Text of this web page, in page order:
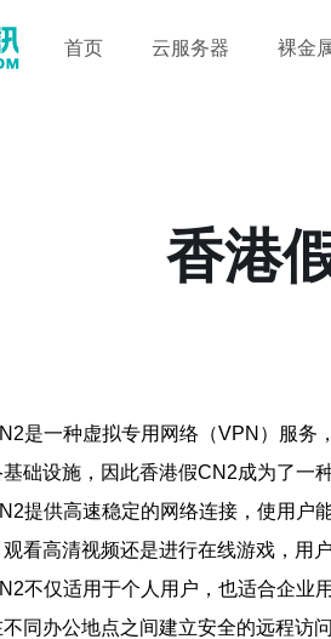
首页 云服务器 裸金
香港
是一种虚拟专用网络（VPN）服务
础设施，因此香港假CN2成为了一
提供高速稳定的网络连接，使用户
看高清视频还是进行在线游戏，用
不仅适用于个人用户，也适合企业
同办公地点之间建立安全的远程访